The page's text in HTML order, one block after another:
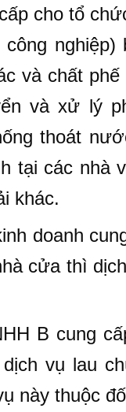
cho tổ
và chất
và xử lý
thoát
tại các nhà
khác.
doanh
cửa thì
B cung
vụ lau
này thuộc